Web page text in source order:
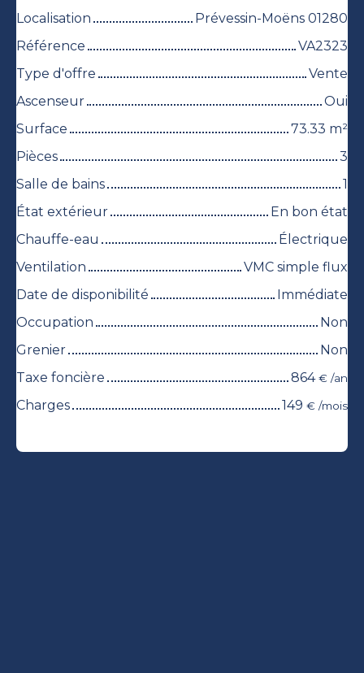
Localisation
Prévessin-Moëns 01280
Référence
VA2323
Type d'offre
Vente
Ascenseur
Oui
Surface
73.33 m²
Pièces
3
Salle de bains
1
État extérieur
En bon état
Chauffe-eau
Électrique
Ventilation
VMC simple flux
Date de disponibilité
Immédiate
Occupation
Non
Grenier
Non
Taxe foncière
864€ /an
Charges 149 € /mois